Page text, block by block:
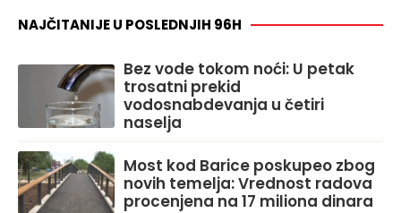
NAJČITANIJE U POSLEDNJIH 96H
Bez vode tokom noći: U petak
trosatni prekid
vodosnabdevanja u četiri
naselja
Most kod Barice poskupeo zbog
novih temelja: Vrednost radova
procenjena na 17 miliona dinara